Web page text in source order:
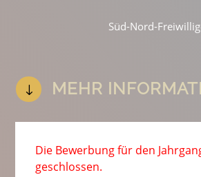
Süd-Nord-
" MEHR
Die Bewerbung für den
geschlossen.